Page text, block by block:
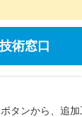
術窓口
タンから、追